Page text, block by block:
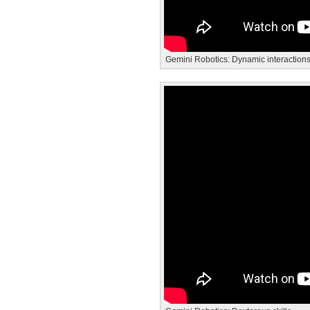
Gemini Robotics: Dynamic interactions